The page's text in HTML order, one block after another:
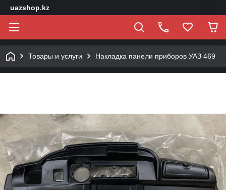
uazshop.kz
Товары и услуги Накладка панели приборов УАЗ 469